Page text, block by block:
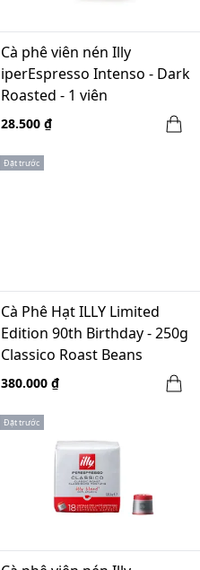
Cà phê viên nén Illy
iperEspresso Intenso - Dark
Roasted - 1 viên
28.500 ₫
Đặt trước
Cà Phê Hạt ILLY Limited
Edition 90th Birthday - 250g
Classico Roast Beans
380.000 ₫
Đặt trước